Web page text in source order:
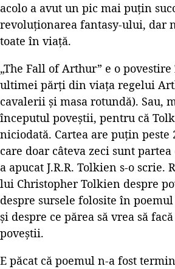
acolo a avut un pic mai puțin
revoluționarea fantasy-ului, dar
toate în viață.
„The Fall of Arthur” e o
ultimei părți din viața regelui
cavalerii și masa rotundă). Sau,
începutul poveștii, pentru că
niciodată. Cartea are puțin
care doar câteva zeci sunt
a apucat J.R.R. Tolkien s-o scrie.
lui Christopher Tolkien despre
despre sursele folosite în
și despre ce părea să vrea să
poveștii.
E păcat că poemul n-a fost